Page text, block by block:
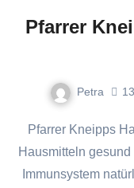
Pfarrer
Petra
Pfarrer Kneipps Hausapotheke im Herbst Mit Kneipps
Hausmitteln
Immunsystem